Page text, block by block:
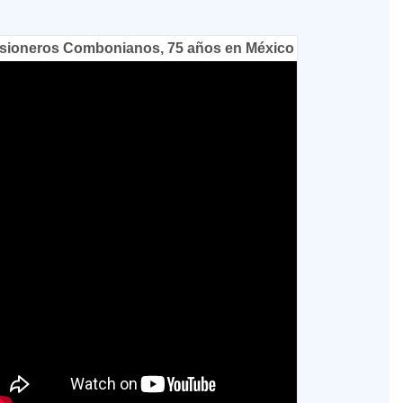
Combonianos, 75 años en México